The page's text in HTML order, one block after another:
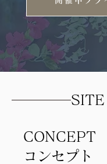
CONCEPT
コンセプト​